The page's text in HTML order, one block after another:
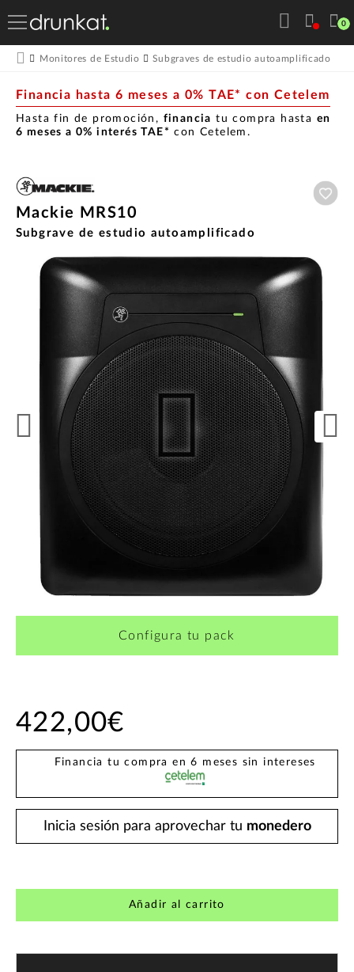
0
Monitores de Estudio Subgraves de estudio autoamplificado
Financia hasta 6 meses a 0% TAE* con Cetelem
Hasta fin de promoción, financia tu compra hasta en
6 meses a 0% interés TAE* con Cetelem.
Mackie MRS10
Subgrave de estudio autoamplificado
Configura tu pack
422,00€
Financia tu compra en 6 meses sin intereses
Inicia sesión para aprovechar tu monedero
Añadir al carrito